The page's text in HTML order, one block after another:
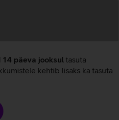
14 päeva jooksul tasuta
kehtib lisaks ka tasuta